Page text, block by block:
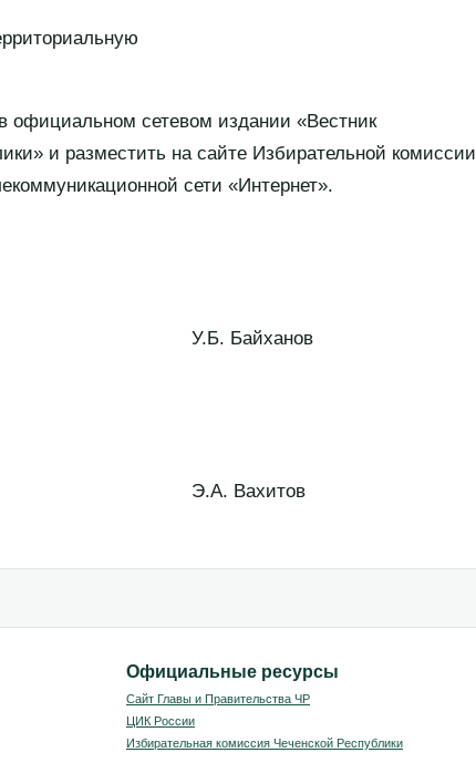
официальном сетевом издании «Вестник
и разместить на сайте Избирательной комиссии
сети «Интернет».
У.Б. Байханов
Э.А. Вахитов
Официальные ресурсы
Сайт Главы и Правительства ЧР
ЦИК России
Избирательная комиссия Чеченской Республики